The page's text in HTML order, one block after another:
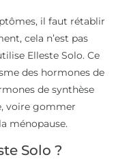
il faut rétablir
cela n’est pas
Elleste Solo. Ce
des hormones de
de synthèse
voire gommer
ménopause.
Solo ?